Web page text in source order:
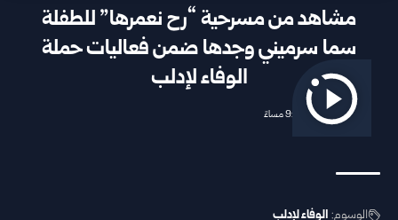
مشاهد من مسرحية “رح نعمرها” للطفلة
سما سرميني وجدها ضمن فعاليات حملة
الوفاء لإدلب
2025/09/26 9:06 مساءً
الوسوم: الوفاء لإدلب